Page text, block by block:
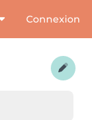
Connexion